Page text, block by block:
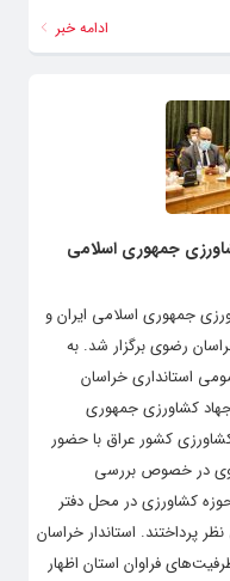
ادامه خبر
جمهوری اسلامی
جمهوری اسلامی ایران و
رضوی برگزار شد. به
استانداری خراسان
کشاورزی جمهوری
کشور عراق با حضور
در خصوص بررسی
کشاورزی در محل دفتر
پرداختند. استاندار خراسان
فراوان استان اظهار